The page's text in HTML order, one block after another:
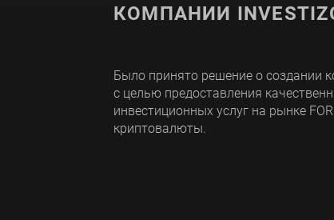
КОМПАНИИ
Было принято решение о создании
с целью предоставления
инвестиционных услуг на рынке
криптовалюты.